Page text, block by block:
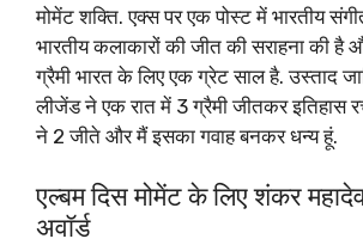
— Ricky Kej (@rickykej)
2024
मोमेंट शक्ति. एक्स पर एक पोस्ट में भारतीय
भारतीय कलाकारों की जीत की सराहना की है
ग्रैमी भारत के लिए एक ग्रेट साल है. उस्ताद
लीजेंड ने एक रात में 3 ग्रैमी जीतकर इतिहास
ने 2 जीते और मैं इसका गवाह बनकर धन्य हूं.
एल्बम दिस मोमेंट के लिए शंकर
अवॉर्ड